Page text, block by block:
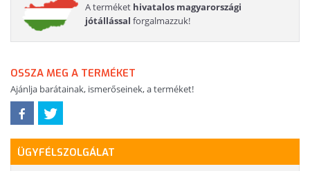
A terméket hivatalos magyarországi
jótállással forgalmazzuk!
OSSZA MEG A TERMÉKET
Ajánlja barátainak, ismerőseinek, a terméket!
ÜGYFÉLSZOLGÁLAT